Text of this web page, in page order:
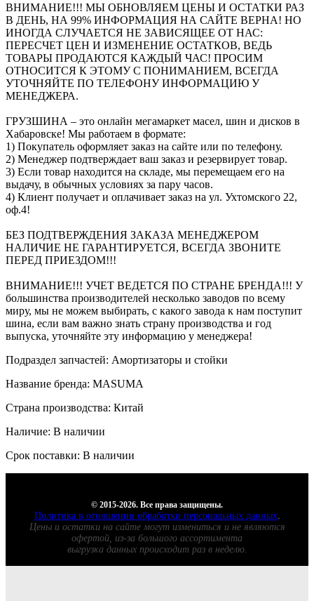
ВНИМАНИЕ!!! МЫ ОБНОВЛЯЕМ ЦЕНЫ И ОСТАТКИ РАЗ
В ДЕНЬ, НА 99% ИНФОРМАЦИЯ НА САЙТЕ ВЕРНА! НО
ИНОГДА СЛУЧАЕТСЯ НЕ ЗАВИСЯЩЕЕ ОТ НАС:
ПЕРЕСЧЕТ ЦЕН И ИЗМЕНЕНИЕ ОСТАТКОВ, ВЕДЬ
ТОВАРЫ ПРОДАЮТСЯ КАЖДЫЙ ЧАС! ПРОСИМ
ОТНОСИТСЯ К ЭТОМУ С ПОНИМАНИЕМ, ВСЕГДА
УТОЧНЯЙТЕ ПО ТЕЛЕФОНУ ИНФОРМАЦИЮ У
МЕНЕДЖЕРА.
ГРУЗШИНА – это онлайн мегамаркет масел, шин и дисков в
Хабаровске! Мы работаем в формате:
1) Покупатель оформляет заказ на сайте или по телефону.
2) Менеджер подтверждает ваш заказ и резервирует товар.
3) Если товар находится на складе, мы перемещаем его на
выдачу, в обычных условиях за пару часов.
4) Клиент получает и оплачивает заказ на ул. Ухтомского 22,
оф.4!
БЕЗ ПОДТВЕРЖДЕНИЯ ЗАКАЗА МЕНЕДЖЕРОМ
НАЛИЧИЕ НЕ ГАРАНТИРУЕТСЯ, ВСЕГДА ЗВОНИТЕ
ПЕРЕД ПРИЕЗДОМ!!!
ВНИМАНИЕ!!! УЧЕТ ВЕДЕТСЯ ПО СТРАНЕ БРЕНДА!!! У
большинства производителей несколько заводов по всему
миру, мы не можем выбирать, с какого завода к нам поступит
шина, если вам важно знать страну производства и год
выпуска, уточняйте эту информацию у менеджера!
Подраздел запчастей: Амортизаторы и стойки
Название бренда: MASUMA
Страна производства: Китай
Наличие: В наличии
Срок поставки: В наличии
© 2015-2026. Все права защищены.
Политика в отношении обработки персональных данных.
Цены и остатки на сайте могут измениться и не являются
офертой, из-за большого ассортимента
выгрузка данных происходит раз в неделю.